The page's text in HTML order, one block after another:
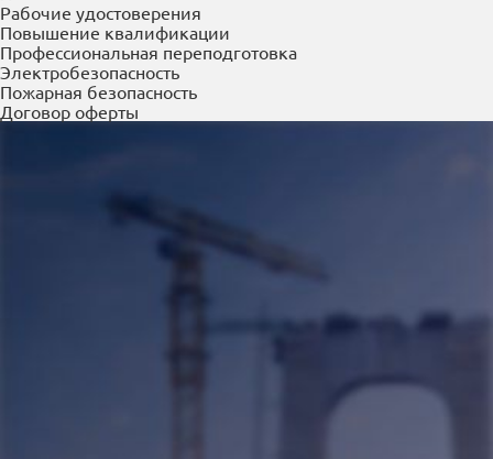
Рабочие удостоверения
Повышение квалификации
Профессиональная переподготовка
Электробезопасность
Пожарная безопасность
Договор оферты